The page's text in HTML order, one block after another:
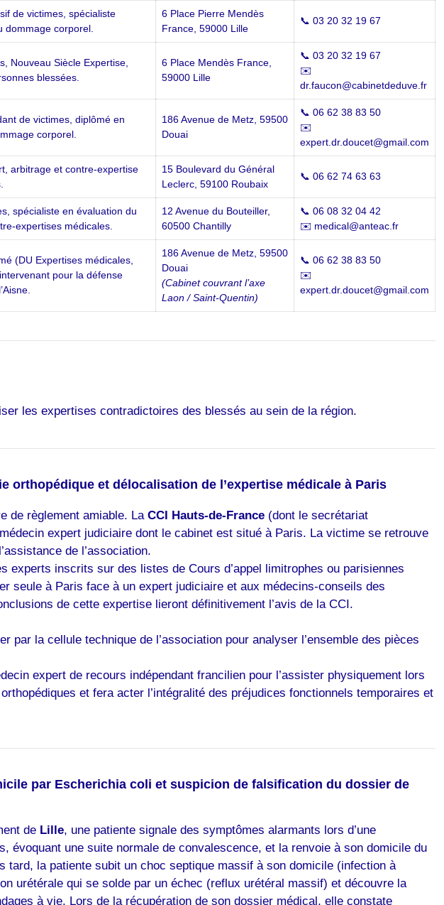
de victimes, spécialiste
dommage corporel.
6 Place Pierre Mendès
France, 59000 Lille
📞 03 20 32 19 67
Nouveau Siècle Expertise,
blessées.
6 Place Mendès France,
59000 Lille
📞 03 20 32 19 67
✉️
dr.faucon@cabinetdeduve.fr
de victimes, diplômé en
corporel.
186 Avenue de Metz, 59500
Douai
📞 06 62 38 83 50
✉️
expert.dr.doucet@gmail.com
arbitrage et contre-expertise
15 Boulevard du Général
Leclerc, 59100 Roubaix
📞 06 62 74 63 63
spécialiste en évaluation du
expertises médicales.
12 Avenue du Bouteiller,
60500 Chantilly
📞 06 08 32 04 42
✉️ medical@anteac.fr
(DU Expertises médicales,
pour la défense
186 Avenue de Metz, 59500
Douai
(Cabinet couvrant l’axe
Laon / Saint-Quentin)
📞 06 62 38 83 50
✉️
expert.dr.doucet@gmail.com
les expertises contradictoires des blessés au sein de la région.
orthopédique et délocalisation de l’expertise médicale à Paris
de règlement amiable. La CCI Hauts-de-France(dont le secrétariat
expert judiciaire dont le cabinet est situé à Paris. La victime se retrouve
de l’association.
experts inscrits sur des listes de Cours d’appel limitrophes ou parisiennes
seule à Paris face à un expert judiciaire et aux médecins-conseils des
de cette expertise lieront définitivement l’avis de la CCI.
par la cellule technique de l’association pour analyser l’ensemble des pièces
expert de recours indépendant francilien pour l’assister physiquement lors
et fera acter l’intégralité des préjudices fonctionnels temporaires et
par Escherichia coli et suspicion de falsification du dossier de
de Lille, une patiente signale des symptômes alarmants lors d’une
une suite normale de convalescence, et la renvoie à son domicile du
tard, la patiente subit un choc septique massif à son domicile (infection à
urétérale qui se solde par un échec (reflux urétéral massif) et découvre la
à vie. Lors de la récupération de son dossier médical, elle constate